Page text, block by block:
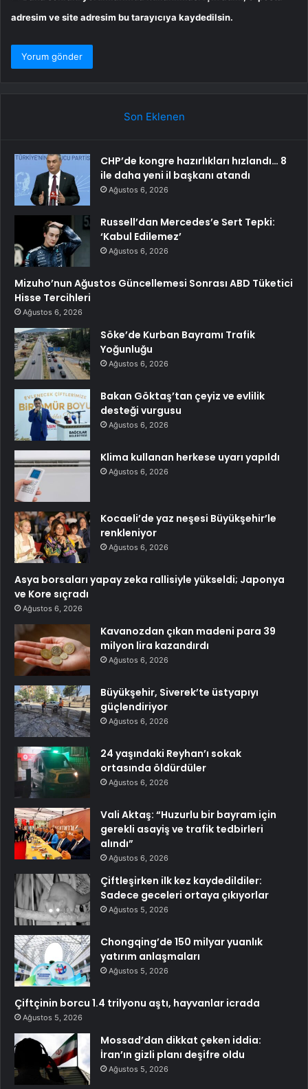
adresim ve site adresim bu tarayıcıya kaydedilsin.
Son Eklenen
CHP’de kongre hazırlıkları hızlandı… 8
ile daha yeni il başkanı atandı
Ağustos 6, 2026
Russell’dan Mercedes’e Sert Tepki:
‘Kabul Edilemez’
Ağustos 6, 2026
Mizuho’nun Ağustos Güncellemesi Sonrası ABD Tüketici
Hisse Tercihleri
Ağustos 6, 2026
Söke’de Kurban Bayramı Trafik
Yoğunluğu
Ağustos 6, 2026
Bakan Göktaş’tan çeyiz ve evlilik
desteği vurgusu
Ağustos 6, 2026
Klima kullanan herkese uyarı yapıldı
Ağustos 6, 2026
Kocaeli’de yaz neşesi Büyükşehir’le
renkleniyor
Ağustos 6, 2026
Asya borsaları yapay zeka rallisiyle yükseldi; Japonya
ve Kore sıçradı
Ağustos 6, 2026
Kavanozdan çıkan madeni para 39
milyon lira kazandırdı
Ağustos 6, 2026
Büyükşehir, Siverek’te üstyapıyı
güçlendiriyor
Ağustos 6, 2026
24 yaşındaki Reyhan’ı sokak
ortasında öldürdüler
Ağustos 6, 2026
Vali Aktaş: “Huzurlu bir bayram için
gerekli asayiş ve trafik tedbirleri
alındı”
Ağustos 6, 2026
Çiftleşirken ilk kez kaydedildiler:
Sadece geceleri ortaya çıkıyorlar
Ağustos 5, 2026
Chongqing’de 150 milyar yuanlık
yatırım anlaşmaları
Ağustos 5, 2026
Çiftçinin borcu 1.4 trilyonu aştı, hayvanlar icrada
Ağustos 5, 2026
Mossad’dan dikkat çeken iddia:
İran’ın gizli planı deşifre oldu
Ağustos 5, 2026